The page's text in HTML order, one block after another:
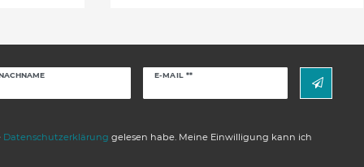
E-MAIL **
Newsletter
Daten­schutz­erklärung gelesen habe. Meine Einwilligung kann ich